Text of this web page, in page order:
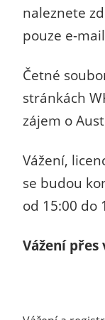
naleznete
pouze e-
Četné
stránkách
zájem o
Vážení,
se budou
od 15:00 do
Vážení přes